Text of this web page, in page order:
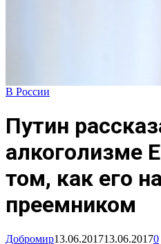
В России
Путин
алкоголизме
том, как его
преемником
Добромир13.06.201713.06.20170